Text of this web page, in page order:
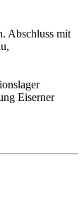
Abschluss mit
Eiserner